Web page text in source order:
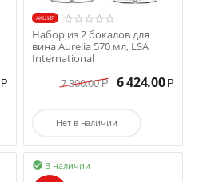
Р
AКЦИЯ
Набор из 2 бокалов для
вина Aurelia 570 мл, LSA
International
7 300.00 Р 6 424.00 Р
Нет в наличии
В наличии
